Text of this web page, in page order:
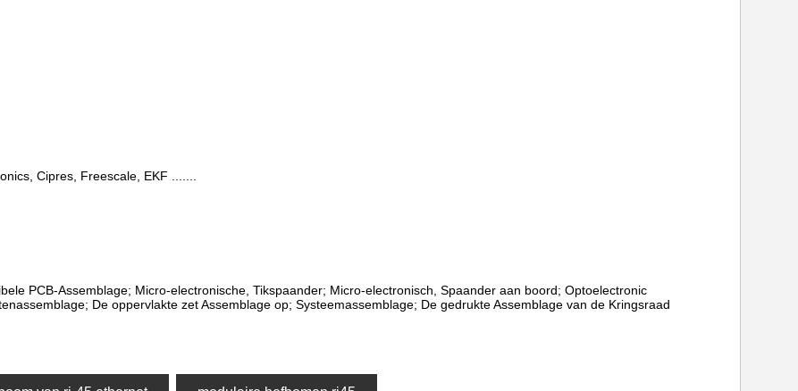
Cipres, Freescale, EKF .......
PCB-Assemblage; Micro-electronische, Tikspaander; Micro-electronisch, Spaander aan boord; Optoelectronic
De oppervlakte zet Assemblage op; Systeemassemblage; De gedrukte Assemblage van de Kringsraad